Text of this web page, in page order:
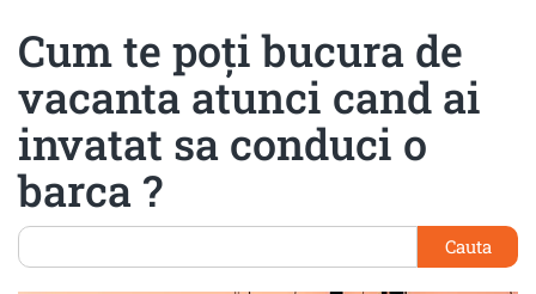
Cum te poți bucura de
vacanta atunci cand ai
invatat sa conduci o
barca ?
Cauta